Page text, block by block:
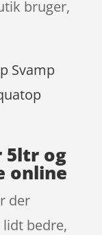
bruger,
Svamp
5ltr og
online
der
bedre,